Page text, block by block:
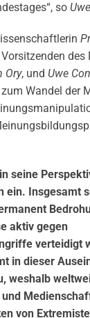
so
Vorsitzenden des
Ory, und Uwe
Wandel der
seine
ein. Insgesamt
aktiv gegen
verteidigt
in dieser
weshalb
von